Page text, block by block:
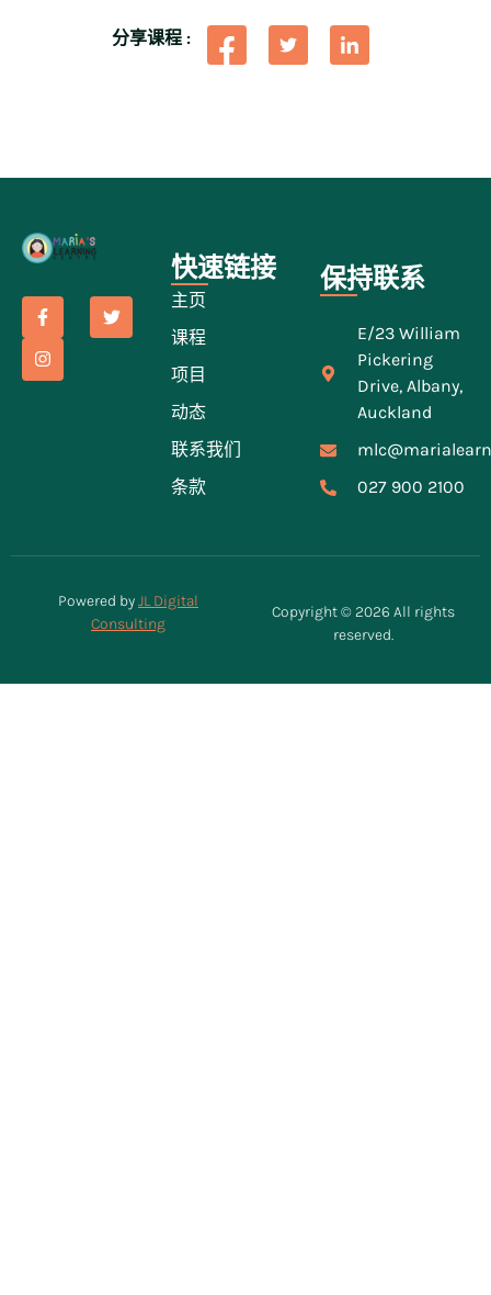
分享课程 :
快速链接
主页
课程
项目
动态
联系我们
条款
保持联系
E/23 William
Pickering
Drive, Albany,
Auckland
027 900 2100
Powered byJL Digital
Consulting
Copyright © 2026 All rights
reserved.